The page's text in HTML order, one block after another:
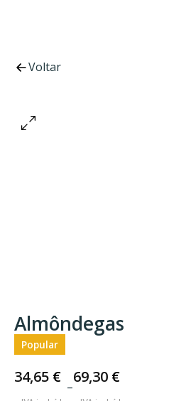
Voltar
Almôndegas
Popular
34,65 €
–
69,30 €
Price